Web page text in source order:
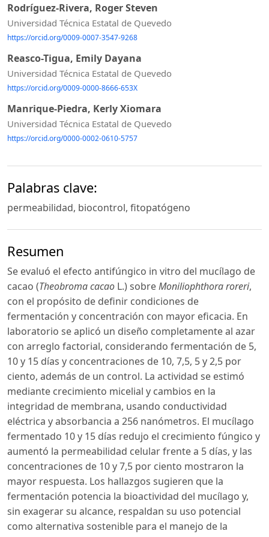
Rodríguez-Rivera, Roger Steven
Universidad Técnica Estatal de Quevedo
https://orcid.org/0009-0007-3547-9268
Reasco-Tigua, Emily Dayana
Universidad Técnica Estatal de Quevedo
https://orcid.org/0009-0000-8666-653X
Manrique-Piedra, Kerly Xiomara
Universidad Técnica Estatal de Quevedo
https://orcid.org/0000-0002-0610-5757
Palabras clave:
permeabilidad, biocontrol, fitopatógeno
Resumen
Se evaluó el efecto antifúngico in vitro del mucílago de
cacao (Theobroma cacao L.) sobreMoniliophthora roreri,
con el propósito de definir condiciones de
fermentación y concentración con mayor eficacia. En
laboratorio se aplicó un diseño completamente al azar
con arreglo factorial, considerando fermentación de 5,
10 y 15 días y concentraciones de 10, 7,5, 5 y 2,5 por
ciento, además de un control. La actividad se estimó
mediante crecimiento micelial y cambios en la
integridad de membrana, usando conductividad
eléctrica y absorbancia a 256 nanómetros. El mucílago
fermentado 10 y 15 días redujo el crecimiento fúngico y
aumentó la permeabilidad celular frente a 5 días, y las
concentraciones de 10 y 7,5 por ciento mostraron la
mayor respuesta. Los hallazgos sugieren que la
fermentación potencia la bioactividad del mucílago y,
sin exagerar su alcance, respaldan su uso potencial
como alternativa sostenible para el manejo de la